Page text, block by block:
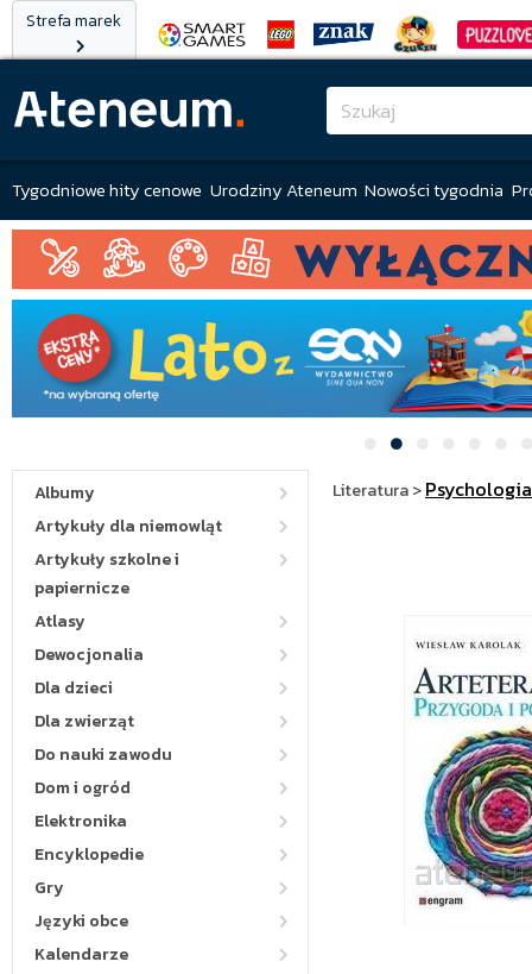
Strefa marek
Tygodniowe hity cenowe Urodziny Ateneum Nowości tygodnia
Albumy
Artykuły dla niemowląt
Artykuły szkolne i
papiernicze
Atlasy
Dewocjonalia
Dla dzieci
Dla zwierząt
Do nauki zawodu
Dom i ogród
Elektronika
Encyklopedie
Gry
Języki obce
Kalendarze
Literatura>Psychologia